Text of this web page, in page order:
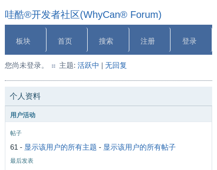
哇酷®开发者社区(WhyCan® Forum)
板块 首页 搜索 注册 登录
您尚未登录。 主题: 活跃中 | 无回复
个人资料
用户活动
帖子
61 - 显示该用户的所有主题 - 显示该用户的所有帖子
最后发表